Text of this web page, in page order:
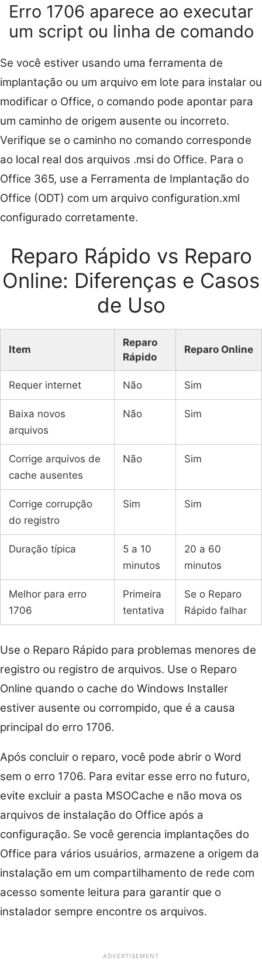
Erro 1706 aparece ao executar
um script ou linha de comando
Se você estiver usando uma ferramenta de
implantação ou um arquivo em lote para instalar ou
modificar o Office, o comando pode apontar para
um caminho de origem ausente ou incorreto.
Verifique se o caminho no comando corresponde
ao local real dos arquivos .msi do Office. Para o
Office 365, use a Ferramenta de Implantação do
Office (ODT) com um arquivo configuration.xml
configurado corretamente.
Reparo Rápido vs Reparo
Online: Diferenças e Casos
de Uso
Item
Reparo
Rápido
Reparo Online
Requer internet Não Sim
Baixa novos
arquivos
Não Sim
Corrige arquivos de
cache ausentes
Não Sim
Corrige corrupção
do registro
Sim Sim
Duração típica
5 a 10
minutos
20 a 60
minutos
Melhor para erro
1706
Primeira
tentativa
Se o Reparo
Rápido falhar
Use o Reparo Rápido para problemas menores de
registro ou registro de arquivos. Use o Reparo
Online quando o cache do Windows Installer
estiver ausente ou corrompido, que é a causa
principal do erro 1706.
Após concluir o reparo, você pode abrir o Word
sem o erro 1706. Para evitar esse erro no futuro,
evite excluir a pasta MSOCache e não mova os
arquivos de instalação do Office após a
configuração. Se você gerencia implantações do
Office para vários usuários, armazene a origem da
instalação em um compartilhamento de rede com
acesso somente leitura para garantir que o
instalador sempre encontre os arquivos.
ADVERTISEMENT